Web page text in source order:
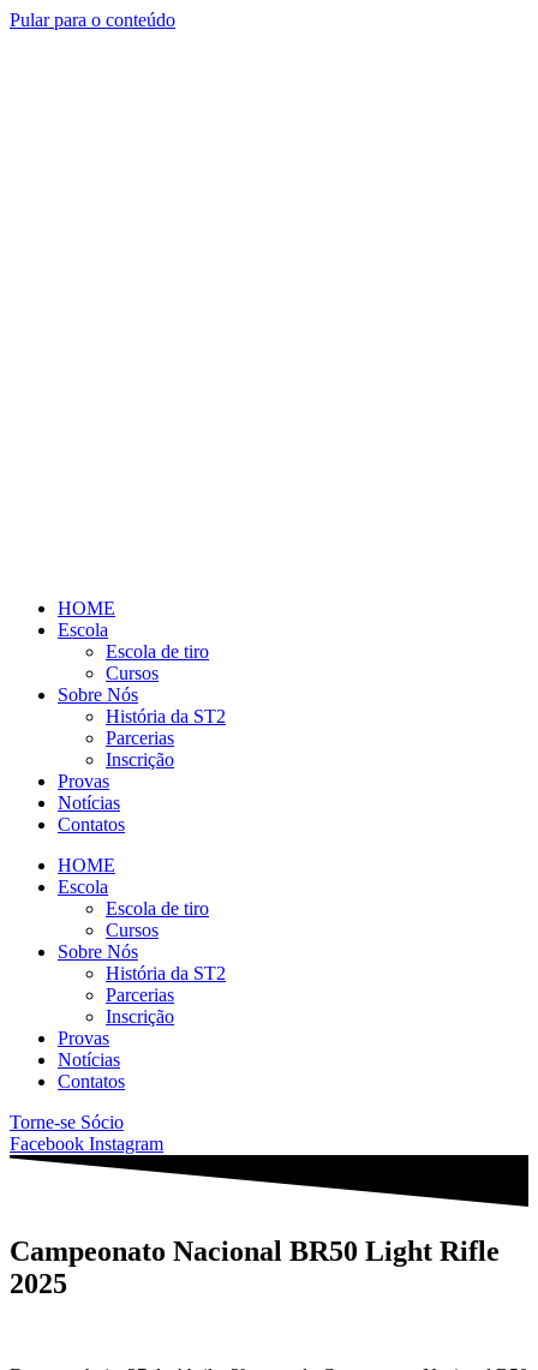
Pular para o conteúdo
HOME
Escola
Escola de tiro
Cursos
Sobre Nós
História da ST2
Parcerias
Inscrição
Provas
Notícias
Contatos
HOME
Escola
Escola de tiro
Cursos
Sobre Nós
História da ST2
Parcerias
Inscrição
Provas
Notícias
Contatos
Torne-se Sócio
Facebook Instagram
Campeonato Nacional BR50 Light Rifle
2025